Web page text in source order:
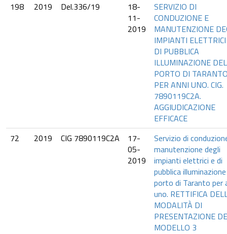
198
2019 Del.336/19
18-
11-
2019
SERVIZIO DI
CONDUZIONE E
MANUTENZIONE
IMPIANTI
DI PUBBLICA
ILLUMINAZIONE DEL
PORTO DI
PER ANNI UNO. CIG.
7890119C2A.
AGGIUDICAZIONE
EFFICACE
72
2019 CIG 7890119C2A
17-
05-
2019
Servizio di
manutenzione degli
impianti elettrici e di
pubblica
porto di Taranto per
uno. RETTIFICA
MODALITÀ DI
PRESENTAZIONE
MODELLO 3